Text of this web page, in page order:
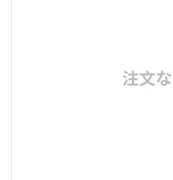
注文